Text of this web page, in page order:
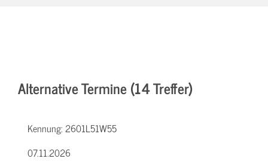
Alternative Termine (14 Treffer)
Kennung:2601L51W55
07.11.2026